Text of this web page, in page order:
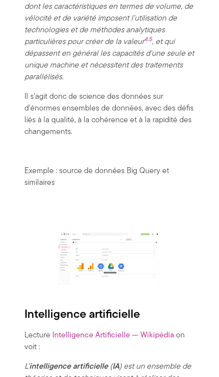
dont les caractéristiques en termes de volume, de
vélocité et de variété imposent l’utilisation de
technologies et de méthodes analytiques
particulières pour créer de la valeur4,5, et qui
dépassent en général les capacités d'une seule et
unique machine et nécessitent des traitements
parallélisés.
Il s'agit donc de science des données sur
d'énormes ensembles de données, avec des défis
liés à la qualité, à la cohérence et à la rapidité des
changements.
Exemple : source de données Big Query et
similaires
Intelligence artificielle
Lecture Intelligence Artificielle — Wikipédia on
voit :
L'intelligence artificielle(IA) est un ensemble de